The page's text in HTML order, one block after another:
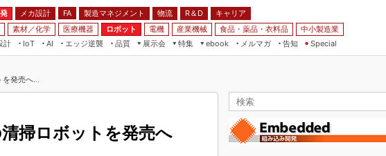
メカ設計 FA 製造マネジメント 物流 R＆D
キャリア
素材／化学 医療機器 ロボット 電機 産業機械 食品・薬品・衣料品
中小製造業
計
IoT
AI
エッジ逆襲 品質
展示会
JIMTOF
IIFES
特集
つながるクルマ
ebook
FA
メルマガ
告知 Special
発売へ...
掃ロボットを発売へ